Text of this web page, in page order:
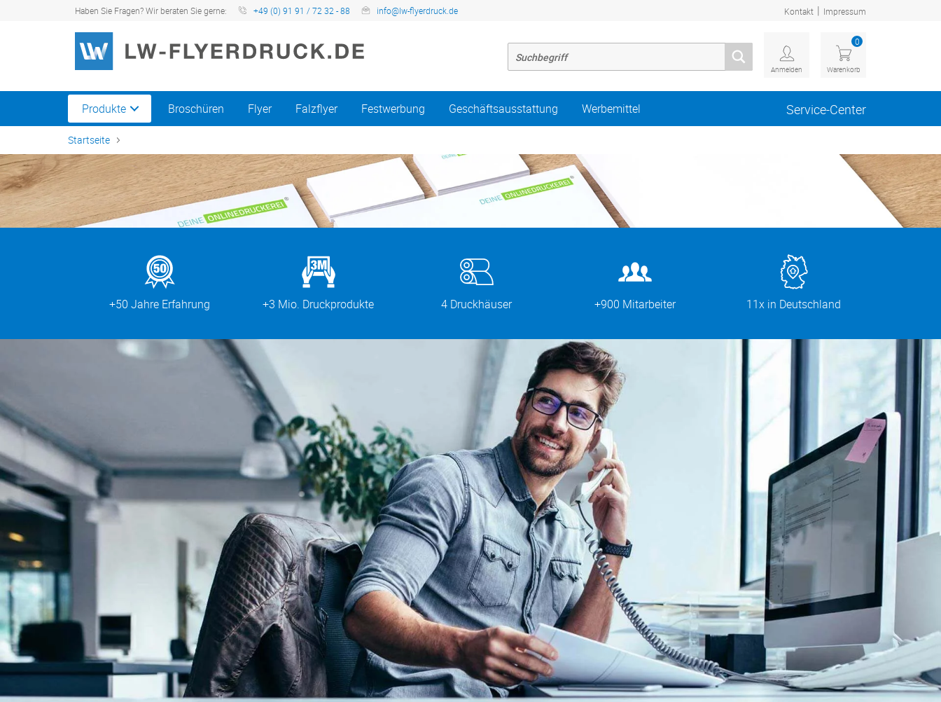
Haben Sie Fragen? Wir beraten Sie gerne: +49 (0) 91 91 / 72 32 - 88 info@lw-flyerdruck.de Kontakt | Impressum
Anmelden
0
Warenkorb
Produkte Broschüren Flyer Falzflyer Festwerbung Geschäftsausstattung Werbemittel Service-Center
Startseite
+50 Jahre Erfahrung +3 Mio. Druckprodukte 4 Druckhäuser +900 Mitarbeiter 11x in Deutschland